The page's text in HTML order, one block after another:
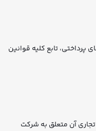
تابع کلیه قوانین
آن متعلق به شرکت